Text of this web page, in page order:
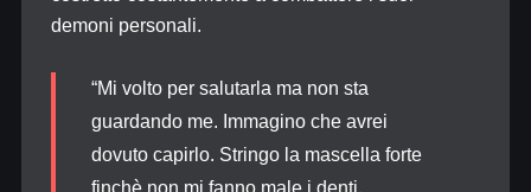
demoni personali.
“Mi volto per salutarla ma non sta
guardando me. Immagino che avrei
dovuto capirlo. Stringo la mascella forte
finchè non mi fanno male i denti.